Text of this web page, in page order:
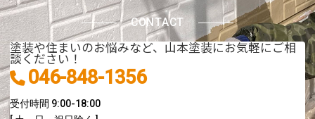
CONTACT
塗装や住まいのお悩みなど、山本塗装にお気軽にご相
談ください！
046-848-1356
受付時間 9:00-18:00